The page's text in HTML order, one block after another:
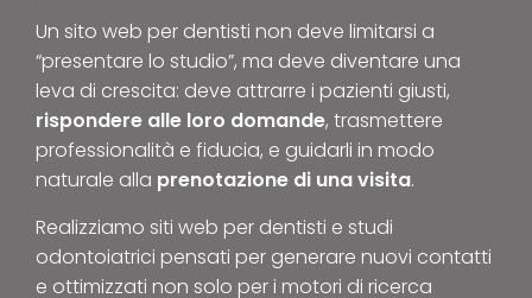
Un sito web per dentisti non deve limitarsi a
“presentare lo studio”, ma deve diventare una
leva di crescita: deve attrarre i pazienti giusti,
rispondere alle loro domande, trasmettere
professionalità e fiducia, e guidarli in modo
naturale alla prenotazione di una visita.
Realizziamo siti web per dentisti e studi
odontoiatrici pensati per generare nuovi contatti
e ottimizzati non solo per i motori di ricerca